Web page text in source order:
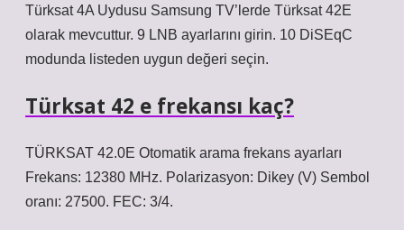
Türksat 4A Uydusu Samsung TV’lerde Türksat 42E
olarak mevcuttur. 9 LNB ayarlarını girin. 10 DiSEqC
modunda listeden uygun değeri seçin.
Türksat 42 e frekansı kaç?
TÜRKSAT 42.0E Otomatik arama frekans ayarları
Frekans: 12380 MHz. Polarizasyon: Dikey (V) Sembol
oranı: 27500. FEC: 3/4.